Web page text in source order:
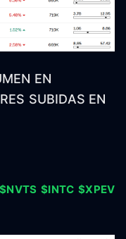
EN
SUBIDAS EN
$NVTS $INTC $XPEV